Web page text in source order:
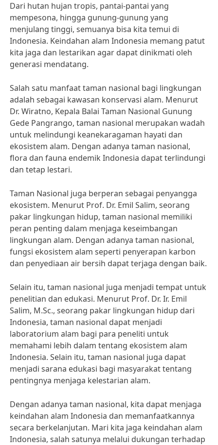
Dari hutan hujan tropis, pantai-pantai yang
mempesona, hingga gunung-gunung yang
menjulang tinggi, semuanya bisa kita temui di
Indonesia. Keindahan alam Indonesia memang patut
kita jaga dan lestarikan agar dapat dinikmati oleh
generasi mendatang.
Salah satu manfaat taman nasional bagi lingkungan
adalah sebagai kawasan konservasi alam. Menurut
Dr. Wiratno, Kepala Balai Taman Nasional Gunung
Gede Pangrango, taman nasional merupakan wadah
untuk melindungi keanekaragaman hayati dan
ekosistem alam. Dengan adanya taman nasional,
flora dan fauna endemik Indonesia dapat terlindungi
dan tetap lestari.
Taman Nasional juga berperan sebagai penyangga
ekosistem. Menurut Prof. Dr. Emil Salim, seorang
pakar lingkungan hidup, taman nasional memiliki
peran penting dalam menjaga keseimbangan
lingkungan alam. Dengan adanya taman nasional,
fungsi ekosistem alam seperti penyerapan karbon
dan penyediaan air bersih dapat terjaga dengan baik.
Selain itu, taman nasional juga menjadi tempat untuk
penelitian dan edukasi. Menurut Prof. Dr. Ir. Emil
Salim, M.Sc., seorang pakar lingkungan hidup dari
Indonesia, taman nasional dapat menjadi
laboratorium alam bagi para peneliti untuk
memahami lebih dalam tentang ekosistem alam
Indonesia. Selain itu, taman nasional juga dapat
menjadi sarana edukasi bagi masyarakat tentang
pentingnya menjaga kelestarian alam.
Dengan adanya taman nasional, kita dapat menjaga
keindahan alam Indonesia dan memanfaatkannya
secara berkelanjutan. Mari kita jaga keindahan alam
Indonesia, salah satunya melalui dukungan terhadap